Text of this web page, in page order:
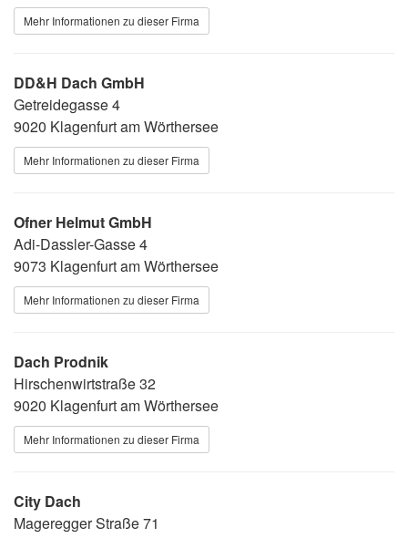
Mehr Informationen zu dieser Firma
DD&H Dach GmbH
Getreidegasse 4
9020 Klagenfurt am Wörthersee
Mehr Informationen zu dieser Firma
Ofner Helmut GmbH
Adi-Dassler-Gasse 4
9073 Klagenfurt am Wörthersee
Mehr Informationen zu dieser Firma
Dach Prodnik
Hirschenwirtstraße 32
9020 Klagenfurt am Wörthersee
Mehr Informationen zu dieser Firma
City Dach
Mageregger Straße 71